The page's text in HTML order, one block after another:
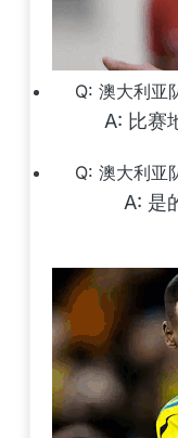
Q: 澳大利亚
A: 比赛
Q: 澳大利亚
A: 是